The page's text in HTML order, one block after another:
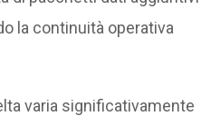
la continuità operativa
varia significativamente